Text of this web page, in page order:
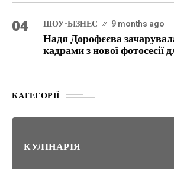
04 ШОУ-БІЗНЕС 9 months ago
Надя Дорофєєва
кадрами з нової фотосесії
КАТЕГОРІЇ
КУЛІНАРІЯ